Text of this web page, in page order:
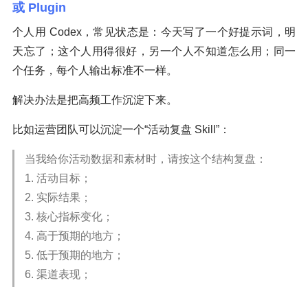
或 Plugin
个人用 Codex，常见状态是：今天写了一个好提示词，明
天忘了；这个人用得很好，另一个人不知道怎么用；同一
个任务，每个人输出标准不一样。
解决办法是把高频工作沉淀下来。
比如运营团队可以沉淀一个“活动复盘 Skill”：
当我给你活动数据和素材时，请按这个结构复盘：
1. 活动目标；
2. 实际结果；
3. 核心指标变化；
4. 高于预期的地方；
5. 低于预期的地方；
6. 渠道表现；